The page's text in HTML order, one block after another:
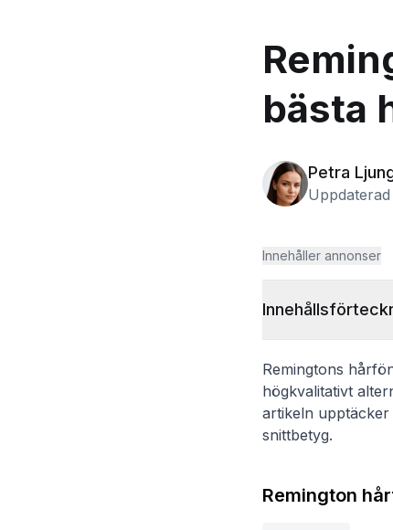
bästa
Petra
Innehåller annonser
Remingtons
högkvalitativt
artikeln
snittbetyg.
Remington